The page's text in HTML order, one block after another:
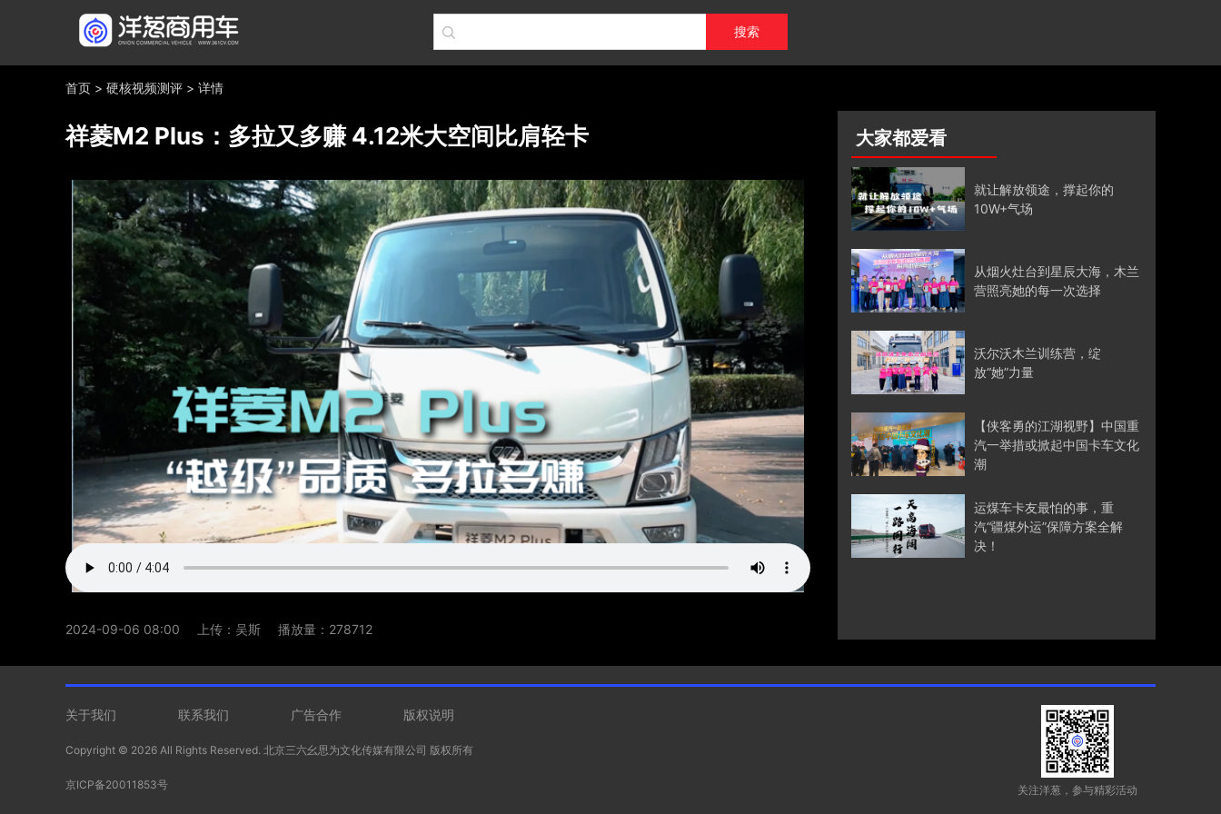
搜索
首页 > 硬核视频测评 > 详情
祥菱M2 Plus：多拉又多赚 4.12米大空间比肩轻卡
2024-09-06 08:00 上传：吴斯 播放量：278712
大家都爱看
就让解放领途，撑起你的
10W+气场
从烟火灶台到星辰大海，木兰
营照亮她的每一次选择
沃尔沃木兰训练营，绽
放“她”力量
【侠客勇的江湖视野】中国重
汽一举措或掀起中国卡车文化
潮
运煤车卡友最怕的事，重
汽“疆煤外运”保障方案全解
决！
关注洋葱，参与精彩活动
关于我们 联系我们 广告合作 版权说明
Copyright © 2026 All Rights Reserved. 北京三六幺思为文化传媒有限公司 版权所有
京ICP备20011853号